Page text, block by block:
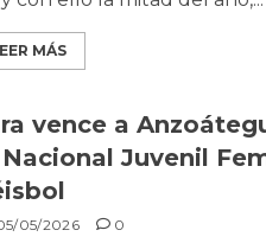
MÁS
vence a
Nacional Juvenil
05/2026 0